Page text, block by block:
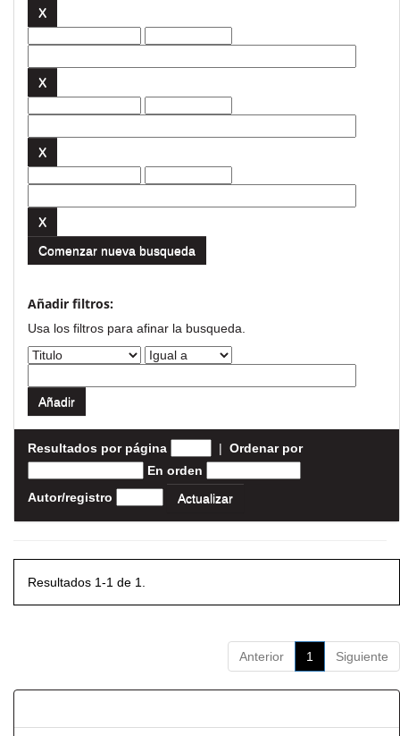
Comenzar nueva busqueda
Añadir filtros:
Usa los filtros para afinar la busqueda.
Resultados por página | Ordenar por
En orden
Autor/registro
Resultados 1-1 de 1.
Anterior 1 Siguiente